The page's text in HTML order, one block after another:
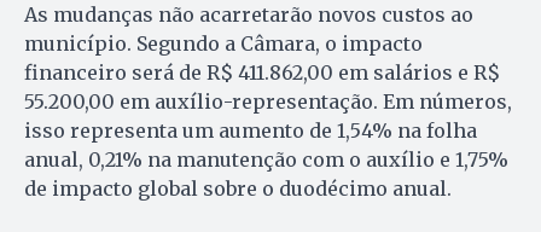
As mudanças não acarretarão novos custos ao
município. Segundo a Câmara, o impacto
financeiro será de R$ 411.862,00 em salários e R$
55.200,00 em auxílio-representação. Em números,
isso representa um aumento de 1,54% na folha
anual, 0,21% na manutenção com o auxílio e 1,75%
de impacto global sobre o duodécimo anual.